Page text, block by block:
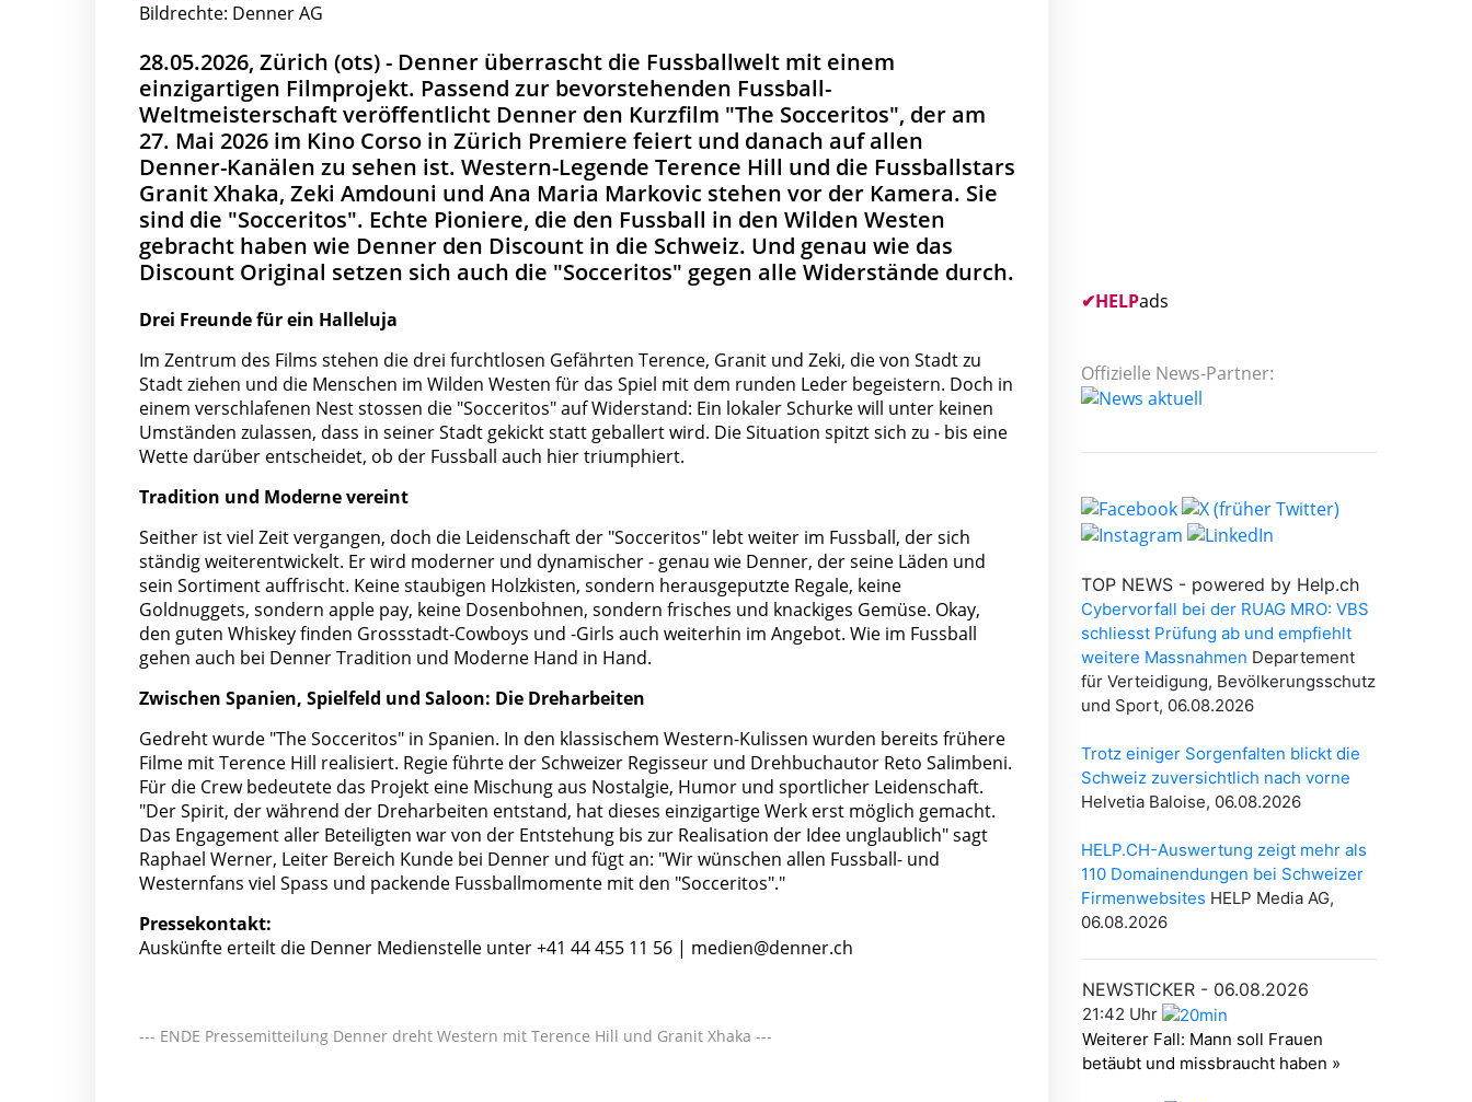
Bildrechte: Denner AG
28.05.2026, Zürich (ots) - Denner überrascht die Fussballwelt mit einem
einzigartigen Filmprojekt. Passend zur bevorstehenden Fussball-
Weltmeisterschaft veröffentlicht Denner den Kurzfilm "The Socceritos", der am
27. Mai 2026 im Kino Corso in Zürich Premiere feiert und danach auf allen
Denner-Kanälen zu sehen ist. Western-Legende Terence Hill und die Fussballstars
Granit Xhaka, Zeki Amdouni und Ana Maria Markovic stehen vor der Kamera. Sie
sind die "Socceritos". Echte Pioniere, die den Fussball in den Wilden Westen
gebracht haben wie Denner den Discount in die Schweiz. Und genau wie das
Discount Original setzen sich auch die "Socceritos" gegen alle Widerstände durch.
Drei Freunde für ein Halleluja
Im Zentrum des Films stehen die drei furchtlosen Gefährten Terence, Granit und Zeki, die von Stadt zu
Stadt ziehen und die Menschen im Wilden Westen für das Spiel mit dem runden Leder begeistern. Doch in
einem verschlafenen Nest stossen die "Socceritos" auf Widerstand: Ein lokaler Schurke will unter keinen
Umständen zulassen, dass in seiner Stadt gekickt statt geballert wird. Die Situation spitzt sich zu - bis eine
Wette darüber entscheidet, ob der Fussball auch hier triumphiert.
Tradition und Moderne vereint
Seither ist viel Zeit vergangen, doch die Leidenschaft der "Socceritos" lebt weiter im Fussball, der sich
ständig weiterentwickelt. Er wird moderner und dynamischer - genau wie Denner, der seine Läden und
sein Sortiment auffrischt. Keine staubigen Holzkisten, sondern herausgeputzte Regale, keine
Goldnuggets, sondern apple pay, keine Dosenbohnen, sondern frisches und knackiges Gemüse. Okay,
den guten Whiskey finden Grossstadt-Cowboys und -Girls auch weiterhin im Angebot. Wie im Fussball
gehen auch bei Denner Tradition und Moderne Hand in Hand.
Zwischen Spanien, Spielfeld und Saloon: Die Dreharbeiten
Gedreht wurde "The Socceritos" in Spanien. In den klassischem Western-Kulissen wurden bereits frühere
Filme mit Terence Hill realisiert. Regie führte der Schweizer Regisseur und Drehbuchautor Reto Salimbeni.
Für die Crew bedeutete das Projekt eine Mischung aus Nostalgie, Humor und sportlicher Leidenschaft.
"Der Spirit, der während der Dreharbeiten entstand, hat dieses einzigartige Werk erst möglich gemacht.
Das Engagement aller Beteiligten war von der Entstehung bis zur Realisation der Idee unglaublich" sagt
Raphael Werner, Leiter Bereich Kunde bei Denner und fügt an: "Wir wünschen allen Fussball- und
Westernfans viel Spass und packende Fussballmomente mit den "Socceritos"."
Pressekontakt:
Auskünfte erteilt die Denner Medienstelle unter +41 44 455 11 56 | medien@denner.ch
--- ENDE Pressemitteilung Denner dreht Western mit Terence Hill und Granit Xhaka ---
✔HELPads
Offizielle News-Partner: